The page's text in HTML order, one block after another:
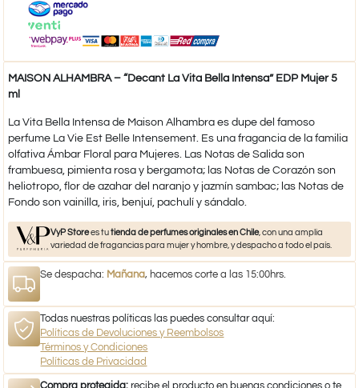
MAISON ALHAMBRA – “Decant La Vita Bella Intensa” EDP Mujer 5
ml
La Vita Bella Intensa de Maison Alhambra es dupe del famoso
perfume La Vie Est Belle Intensement. Es una fragancia de la familia
olfativa Ámbar Floral para Mujeres. Las Notas de Salida son
frambuesa, pimienta rosa y bergamota; las Notas de Corazón son
heliotropo, flor de azahar del naranjo y jazmín sambac; las Notas de
Fondo son vainilla, iris, benjuí, pachulí y sándalo.
VyP Storees tutienda de perfumes originales en Chile, con una amplia
variedad de fragancias para mujer y hombre, y despacho a todo el país.
Se despacha: Mañana, hacemos corte a las 15:00hrs.
Todas nuestras políticas las puedes consultar aquí:
Políticas de Devoluciones y Reembolsos
Términos y Condiciones
Políticas de Privacidad
Compra protegida: recibe el producto en buenas condiciones o te